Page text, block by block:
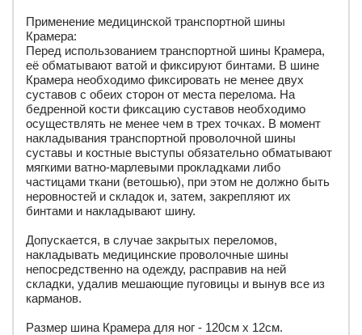
Применение медицинской транспортной шины
Крамера:
Перед использованием транспортной шины Крамера,
её обматывают ватой и фиксируют бинтами. В шине
Крамера необходимо фиксировать не менее двух
суставов с обеих сторон от места перелома. На
бедренной кости фиксацию суставов необходимо
осуществлять не менее чем в трех точках. В момент
накладывания транспортной проволочной шины
суставы и костные выступы обязательно обматывают
мягкими ватно-марлевыми прокладками либо
частицами ткани (ветошью), при этом не должно быть
неровностей и складок и, затем, закрепляют их
бинтами и накладывают шину.
Допускается, в случае закрытых переломов,
накладывать медицинские проволочные шины
непосредственно на одежду, расправив на ней
складки, удалив мешающие пуговицы и вынув все из
карманов.
Размер шина Крамера для ног - 120см х 12см.